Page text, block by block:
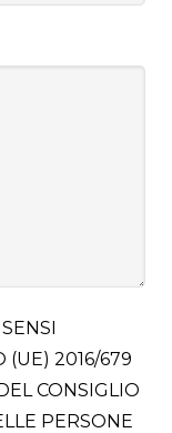
(UE) 2016/679
CONSIGLIO
PERSONE